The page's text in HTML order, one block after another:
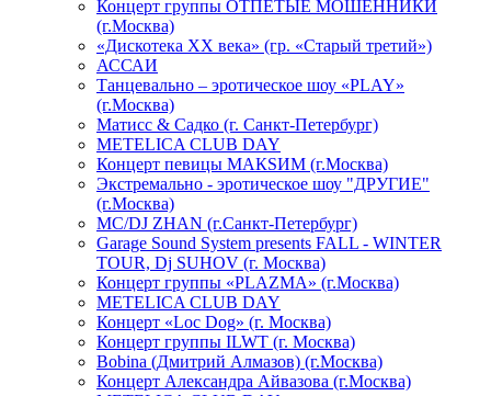
Концерт группы ОТПЕТЫЕ МОШЕННИКИ
(г.Москва)
«Дискотека ХХ века» (гр. «Старый третий»)
АССАИ
Танцевально – эротическое шоу «PLAY»
(г.Москва)
Матисс & Садко (г. Санкт-Петербург)
METELICA CLUB DAY
Концерт певицы МАКSИМ (г.Москва)
Экстремально - эротическое шоу "ДРУГИЕ"
(г.Москва)
МС/DJ ZHAN (г.Санкт-Петербург)
Garage Sound System presents FALL - WINTER
TOUR, Dj SUHOV (г. Москва)
Концерт группы «PLAZMA» (г.Москва)
METELICA CLUB DAY
Концерт «Loc Dog» (г. Москва)
Концерт группы ILWT (г. Москва)
Bobina (Дмитрий Алмазов) (г.Москва)
Концерт Александра Айвазова (г.Москва)